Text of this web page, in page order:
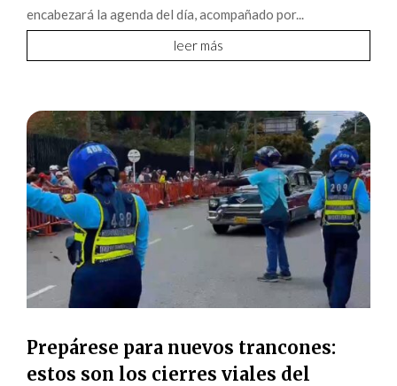
encabezará la agenda del día, acompañado por...
leer más
Prepárese para nuevos trancones:
estos son los cierres viales del